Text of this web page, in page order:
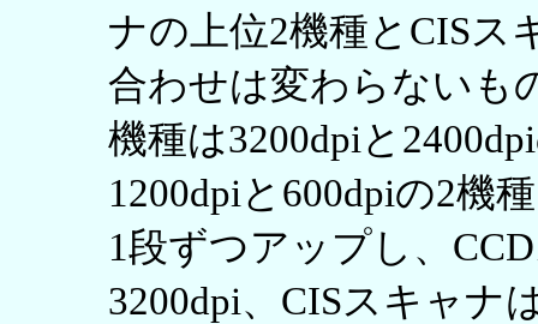
ナの上位2機種とCISス
合わせは変わらないも
機種は3200dpiと
1200dpiと600dpiの2機
1段ずつアップし、
3200dpi、CISスキャナ